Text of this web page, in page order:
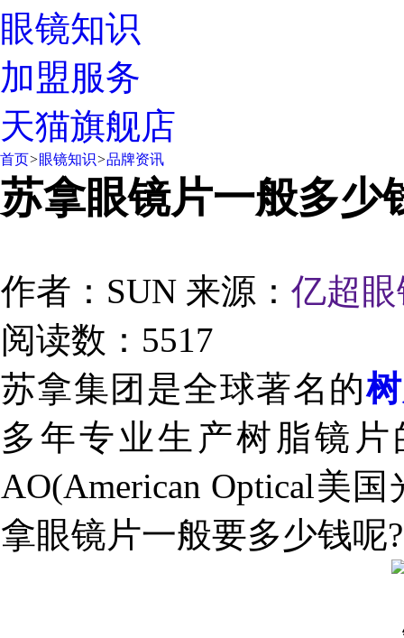
眼镜知识
加盟服务
天猫旗舰店
首页>眼镜知识>品牌资讯
苏拿眼镜片一般多少
作者：SUN 来源： 亿超
阅读数：5517
苏拿集团是全球著名的
多年专业生产树脂镜
AO(American Optical美
拿眼镜片一般要多少钱呢?